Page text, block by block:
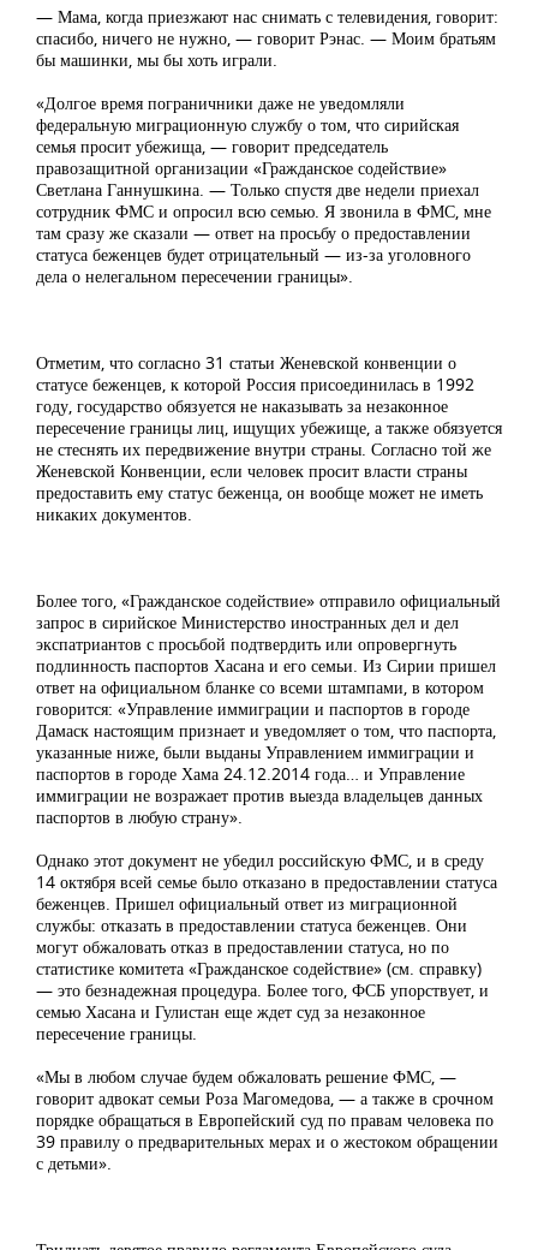
— Мама, когда приезжают нас снимать с телевидения, говорит:
спасибо, ничего не нужно, — говорит Рэнас. — Моим братьям
бы машинки, мы бы хоть играли.
«Долгое время пограничники даже не уведомляли
федеральную миграционную службу о том, что сирийская
семья просит убежища, — говорит председатель
правозащитной организации «Гражданское содействие»
Светлана Ганнушкина. — Только спустя две недели приехал
сотрудник ФМС и опросил всю семью. Я звонила в ФМС, мне
там сразу же сказали — ответ на просьбу о предоставлении
статуса беженцев будет отрицательный — из-за уголовного
дела о нелегальном пересечении границы».
Отметим, что согласно 31 статьи Женевской конвенции о
статусе беженцев, к которой Россия присоединилась в 1992
году, государство обязуется не наказывать за незаконное
пересечение границы лиц, ищущих убежище, а также обязуется
не стеснять их передвижение внутри страны. Согласно той же
Женевской Конвенции, если человек просит власти страны
предоставить ему статус беженца, он вообще может не иметь
никаких документов.
Более того, «Гражданское содействие» отправило официальный
запрос в сирийское Министерство иностранных дел и дел
экспатриантов с просьбой подтвердить или опровергнуть
подлинность паспортов Хасана и его семьи. Из Сирии пришел
ответ на официальном бланке со всеми штампами, в котором
говорится: «Управление иммиграции и паспортов в городе
Дамаск настоящим признает и уведомляет о том, что паспорта,
указанные ниже, были выданы Управлением иммиграции и
паспортов в городе Хама 24.12.2014 года… и Управление
иммиграции не возражает против выезда владельцев данных
паспортов в любую страну».
Однако этот документ не убедил российскую ФМС, и в среду
14 октября всей семье было отказано в предоставлении статуса
беженцев. Пришел официальный ответ из миграционной
службы: отказать в предоставлении статуса беженцев. Они
могут обжаловать отказ в предоставлении статуса, но по
статистике комитета «Гражданское содействие» (см. справку)
— это безнадежная процедура. Более того, ФСБ упорствует, и
семью Хасана и Гулистан еще ждет суд за незаконное
пересечение границы.
«Мы в любом случае будем обжаловать решение ФМС, —
говорит адвокат семьи Роза Магомедова, — а также в срочном
порядке обращаться в Европейский суд по правам человека по
39 правилу о предварительных мерах и о жестоком обращении
с детьми».